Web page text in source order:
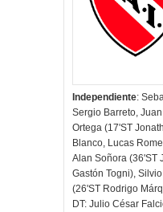
Independiente:
Sergio Barreto,
Ortega (17'ST
Blanco, Lucas
Alan Soñora (36'ST
Gastón Togni),
(26'ST Rodrigo
DT: Julio César